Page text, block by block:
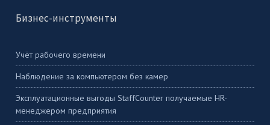
Бизнес-инструменты
Учёт рабочего времени
Наблюдение за компьютером без камер
Эксплуатационные выгоды StaffCounter получаемые HR-
менеджером предприятия